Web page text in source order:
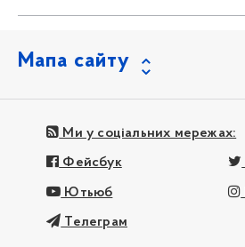
Мапа сайту
Ми у соціальних мережах:
Фейсбук
Ютьюб
Телеграм